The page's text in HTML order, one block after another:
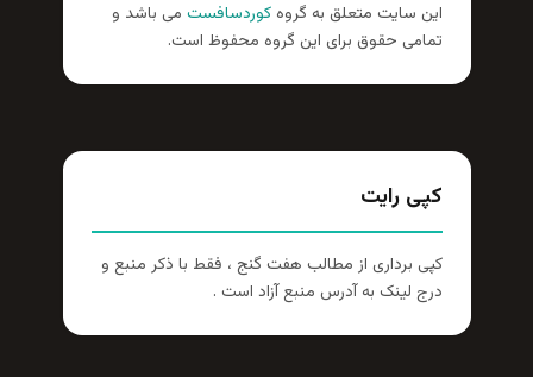
این سایت متعلق به گروهکوردسافست می باشد و
تمامی حقوق برای این گروه محفوظ است.
کپی رایت
کپی برداری از مطالب هفت گنج ، فقط با ذکر منبع و
درج لینک به آدرس منبع آزاد است .